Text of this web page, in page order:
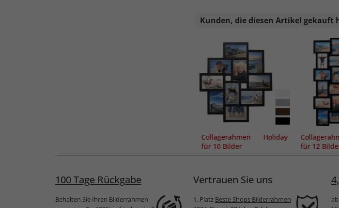
Kunden, die diesen Artikel gekauft
Collagerahmen Holiday
für 10 Bilder
für 12
100 Tage Rückgabe
Behalten Sie Ihren Bilderrahmen
Vertrauen Sie uns
1. Platz Beste Shops Bilderrahmen